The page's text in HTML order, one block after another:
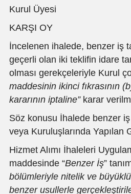
Kurul Üyesi
KARŞI OY
İncelenen ihalede, benzer iş
geçerli olan iki teklifin idare
olması gerekçeleriyle Kurul
maddesinin ikinci fıkrasının
kararının iptaline”karar
Söz konusu İhalede benzer
veya Kuruluşlarında Yapılan
Hizmet Alımı İhaleleri
maddesinde “Benzer İş”
bölümleriyle nitelik ve
benzer usullerle